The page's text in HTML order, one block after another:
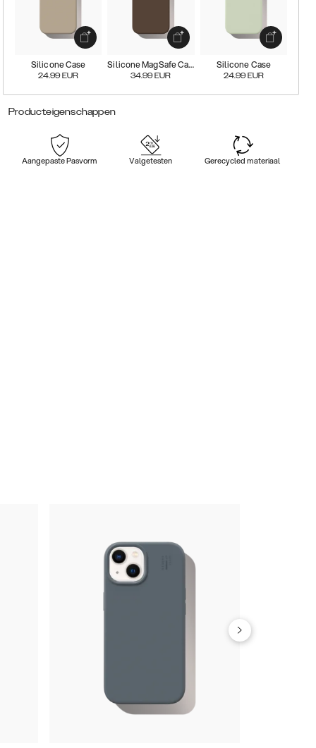
Silicone Case
24.99 EUR
Silicone MagSafe Case
34.99 EUR
Silicone Case
24.99 EUR
Producteigenschappen
Aangepaste Pasvorm Valgetesten Gerecycled materiaal